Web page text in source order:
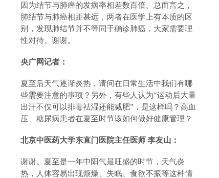
因为结节与肺癌的发病率相差数百倍。总而言之，
肺结节与肺癌相距甚远，两者在医学上有本质的区
别，发现肺结节并不等同于确诊肺癌，大家需要理
性对待。谢谢。
央广网记者：
夏至后天气逐渐炎热，请问在日常生活中我们有哪
些需要注意的事项？另外，有些人认为“运动后大量
出汗不仅可以排毒祛湿还能减肥”，是这样吗？高血
压、糖尿病患者在夏至时节该如何做好健康管理？
北京中医药大学东直门医院主任医师 李友山：
谢谢。夏至是一年中阳气最旺盛的时节，天气炎
热，人体容易出现烦燥、失眠、食欲不振等这种情